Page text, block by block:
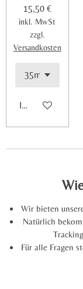
15,50 €
inkl. MwSt
zzgl.
Versandkosten
In den Warenkorb
Wir bieten
Natürlich
Für alle Fragen